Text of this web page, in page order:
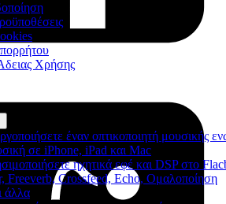
Χρήσης
έναν οπτικοποιητή μουσικής
σε iPhone, iPad και Mac
ηχητικά εφέ και DSP στο
Freeverb, Crossfeed, Echo, Ομαλοποίηση
άλλα